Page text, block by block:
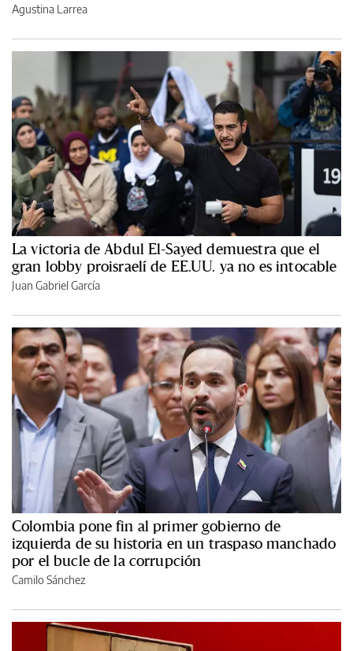
Agustina Larrea
La victoria de Abdul El-Sayed demuestra que el
gran lobby proisraelí de EE.UU. ya no es intocable
Juan Gabriel García
Colombia pone fin al primer gobierno de
izquierda de su historia en un traspaso manchado
por el bucle de la corrupción
Camilo Sánchez